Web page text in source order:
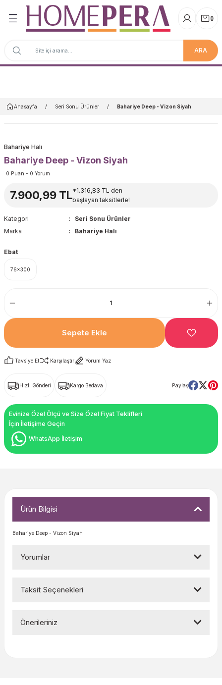
ARA
()
Anasayfa Seri Sonu Ürünler Bahariye Deep - Vizon Siyah
Bahariye Halı
Bahariye Deep - Vizon Siyah
0 Puan - 0 Yorum
7.900,99 TL*1.316,83 TL den
başlayan taksitlerle!
Kategori
Seri Sonu Ürünler
Marka
Bahariye Halı
Ebat
76x300
Sepete Ekle
Tavsiye Et Karşılaştır Yorum Yaz
Hızlı Gönderi Kargo Bedava Paylaş
Evinize Özel Ölçü ve Size Özel Fiyat Teklifleri
İçin İletişime Geçin
WhatsApp İletişim
Ürün Bilgisi
Bahariye Deep - Vizon Siyah
Yorumlar
Taksit Seçenekleri
Önerileriniz